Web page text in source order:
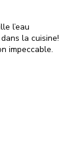
l’eau
la cuisine!
impeccable.